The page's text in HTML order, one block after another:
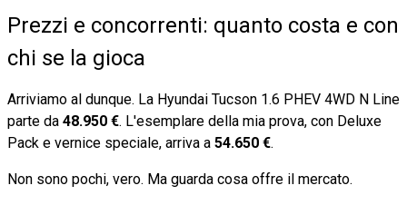
Prezzi e concorrenti: quanto costa e con
chi se la gioca
Arriviamo al dunque. La Hyundai Tucson 1.6 PHEV 4WD N Line
parte da 48.950 €. L'esemplare della mia prova, con Deluxe
Pack e vernice speciale, arriva a 54.650 €.
Non sono pochi, vero. Ma guarda cosa offre il mercato.